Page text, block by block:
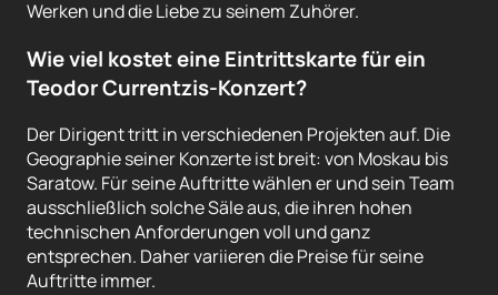
Werken und die Liebe zu seinem Zuhörer.
Wie viel kostet eine Eintrittskarte für ein
Teodor Currentzis-Konzert?
Der Dirigent tritt in verschiedenen Projekten auf. Die
Geographie seiner Konzerte ist breit: von Moskau bis
Saratow. Für seine Auftritte wählen er und sein Team
ausschließlich solche Säle aus, die ihren hohen
technischen Anforderungen voll und ganz
entsprechen. Daher variieren die Preise für seine
Auftritte immer.